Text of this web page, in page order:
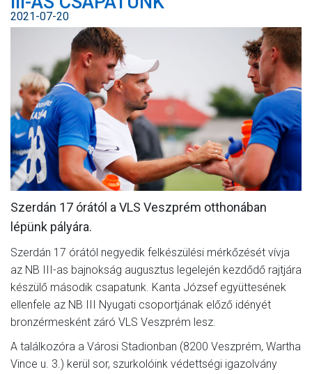
NYITÓLAP
CSAPATOK
MÉRKŐZÉSEK
KLUB
GALÉRIA
SZURKOLÓI ÉLMÉNYEK
AKKREDITÁCIÓ
2021-07-20
Szerdán 17 órától a VLS Veszprém otthonában
lépünk pályára.
Szerdán 17 órától negyedik felkészülési mérkőzését vívja
az NB III-as bajnokság augusztus legelején kezdődő rajtjára
készülő második csapatunk. Kanta József együttesének
ellenfele az NB III Nyugati csoportjának előző idényét
bronzérmesként záró VLS Veszprém lesz.
A találkozóra a Városi Stadionban (8200 Veszprém, Wartha
Vince u. 3.) kerül sor, szurkolóink védettségi igazolvány